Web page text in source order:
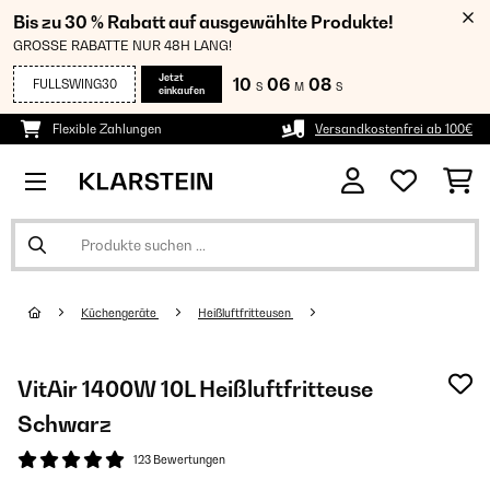
Bis zu 30 % Rabatt auf ausgewählte Produkte!
GROSSE RABATTE NUR 48H LANG!
FULLSWING30
Jetzt
einkaufen
10 S 06 M 07 S
Flexible Zahlungen Versandkostenfrei ab 100€
Küchengeräte Heißluftfritteusen
VitAir 1400W 10L Heißluftfritteuse
Schwarz
123 Bewertungen